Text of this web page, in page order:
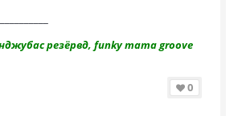
резёрвд, funky mama groove
0